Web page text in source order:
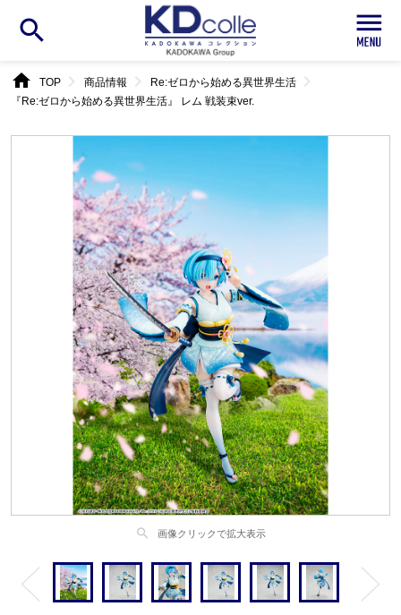
search
home TOPchevron_right 商品情報chevron_right Re:ゼロから始める異世界生活chevron_right
『Re:ゼロから始める異世界生活』 レム 戦装束ver.
search 画像クリックで拡大表示